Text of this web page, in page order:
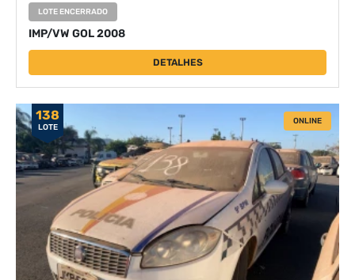
LOTE ENCERRADO
IMP/VW GOL 2008
DETALHES
138
LOTE
ONLINE